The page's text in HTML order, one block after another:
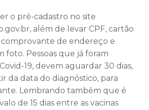
o pré-cadastro no site
além de levar CPF, cartão
comprovante de endereço e
foto. Pessoas que já foram
19, devem aguardar 30 dias,
da data do diagnóstico, para
Lembrando também que é
de 15 dias entre as vacinas